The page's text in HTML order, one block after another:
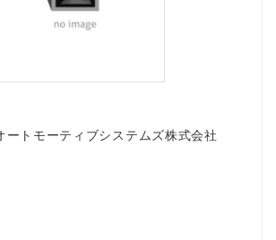
ートモーティブシステムズ株式会社